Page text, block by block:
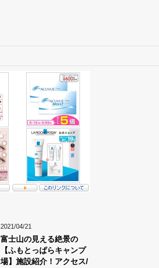
2021/04/21
富士山の見える絶景の
【ふもとっぱらキャンプ
場】施設紹介！アクセス/